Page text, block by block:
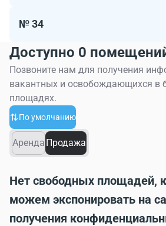
№ 34
Доступно 0
Позвоните нам для получения
вакантных и освобождающихся в
площадях.
По умолчанию
Аренда Продажа
Нет свободных площадей,
можем экспонировать на
получения